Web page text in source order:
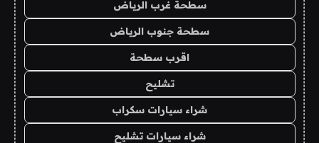
سطحة غرب الرياض
سطحة جنوب الرياض
اقرب سطحة
تشليح
شراء سيارات سكراب
شراء سيارات تشليح